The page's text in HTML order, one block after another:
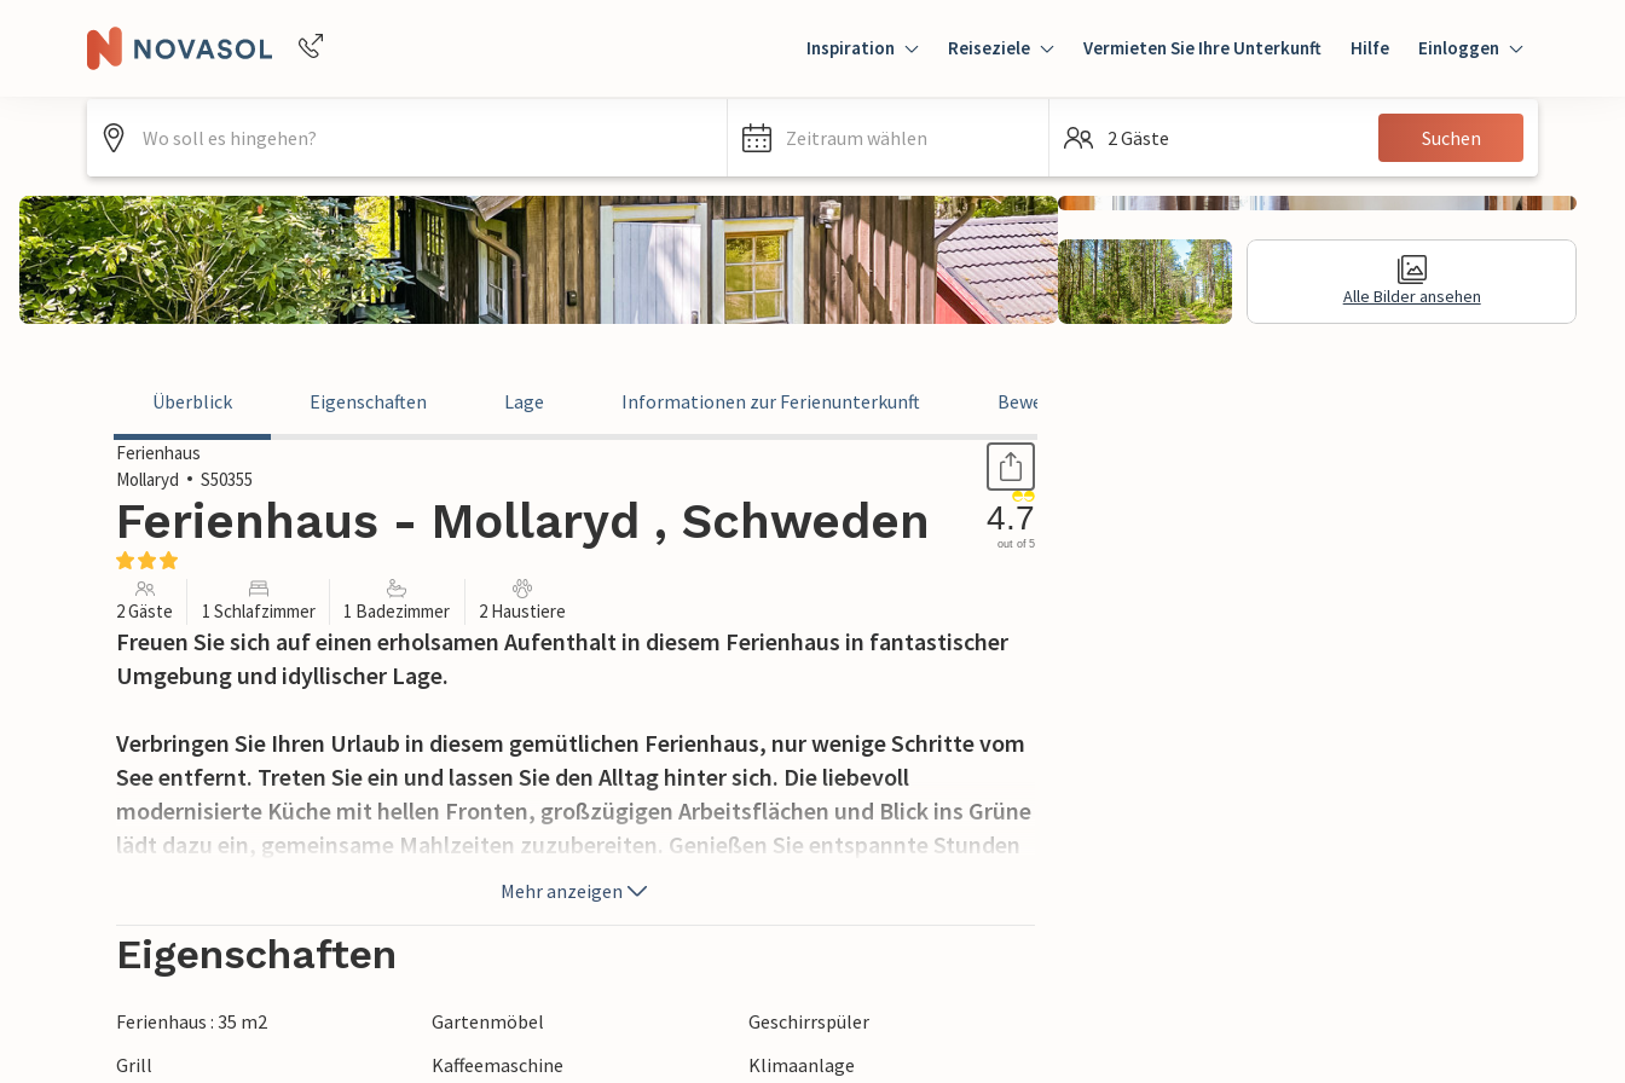
Inspiration Reiseziele Vermieten Sie Ihre Unterkunft Hilfe Einloggen
Einloggen
Gast
Zeitraum wählen 2 Gäste Suchen
Alle Bilder ansehen
Überblick Eigenschaften Lage Informationen zur Ferienunterkunft Bewertungen
Ferienhaus
Mollaryd
S50355
Ferienhaus - Mollaryd , Schweden 4.7
out of 5
2 Gäste 1 Schlafzimmer 1 Badezimmer 2 Haustiere
Freuen Sie sich auf einen erholsamen Aufenthalt in diesem Ferienhaus in fantastischer
Umgebung und idyllischer Lage.
Verbringen Sie Ihren Urlaub in diesem gemütlichen Ferienhaus, nur wenige Schritte vom
See entfernt. Treten Sie ein und lassen Sie den Alltag hinter sich. Die liebevoll
modernisierte Küche mit hellen Fronten, großzügigen Arbeitsflächen und Blick ins Grüne
lädt dazu ein, gemeinsame Mahlzeiten zuzubereiten. Genießen Sie entspannte Stunden
im Wohnzimmer mit großen Fenstern, die viel Tageslicht hereinlassen und eine
angenehme Atmosphäre schaffen. Das Ferienhaus eignet sich ideal für Paare, die eine
naturnahe Auszeit suchen.
Das traditionelle Holzhaus fügt sich harmonisch in die waldreiche Umgebung ein.
Mehr anzeigen
Eigenschaften
Ferienhaus : 35 m2 Gartenmöbel
Geschirrspüler
Grill
Kaffeemaschine
Klimaanlage